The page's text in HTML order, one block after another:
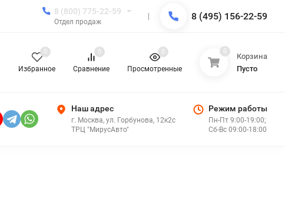
8 (800) 775-22-59
Отдел продаж 8 (495) 156-22-59
Избранное
0
Сравнение
0
Просмотренные
0 0
Корзина
Пусто
Наш адрес
г. Москва, ул. Горбунова, 12к2с
ТРЦ "МирусАвто"
Режим работы
Пн-Пт 9:00-19:00;
Сб-Вс 09:00-18:00